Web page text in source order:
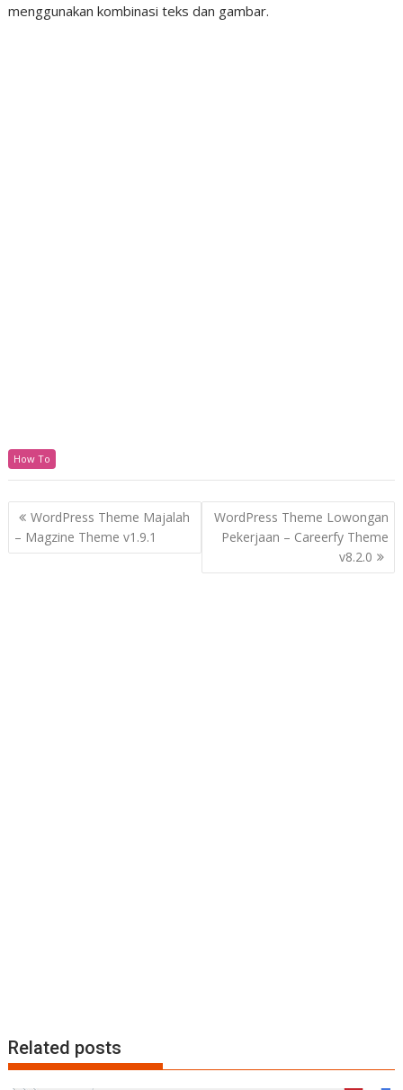
menggunakan kombinasi teks dan gambar.
How To
P
o
WordPress Theme Majalah
– Magzine Theme v1.9.1
WordPress Theme Lowongan
Pekerjaan – Careerfy Theme
v8.2.0
Related posts